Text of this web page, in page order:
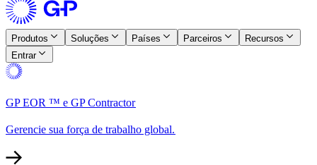
Produtos​​ Soluções​​ Países​​ Parceiros​​
Recursos​​
Entrar​​
GP EOR ™ e GP Contractor​​
Gerencie sua força de trabalho global.​​